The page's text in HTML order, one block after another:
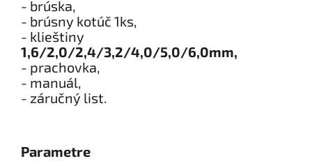
- brúska,
- brúsny kotúč 1ks,
- klieštiny
1,6/2,0/2,4/3,2/4,0/5,0/6,0mm,
- prachovka,
- manuál,
- záručný list.
Parametre